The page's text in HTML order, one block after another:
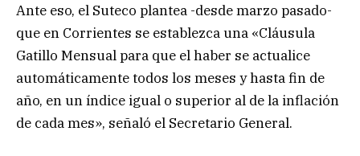
Ante eso, el Suteco plantea -desde marzo pasado-
que en Corrientes se establezca una «Cláusula
Gatillo Mensual para que el haber se actualice
automáticamente todos los meses y hasta fin de
año, en un índice igual o superior al de la inflación
de cada mes», señaló el Secretario General.